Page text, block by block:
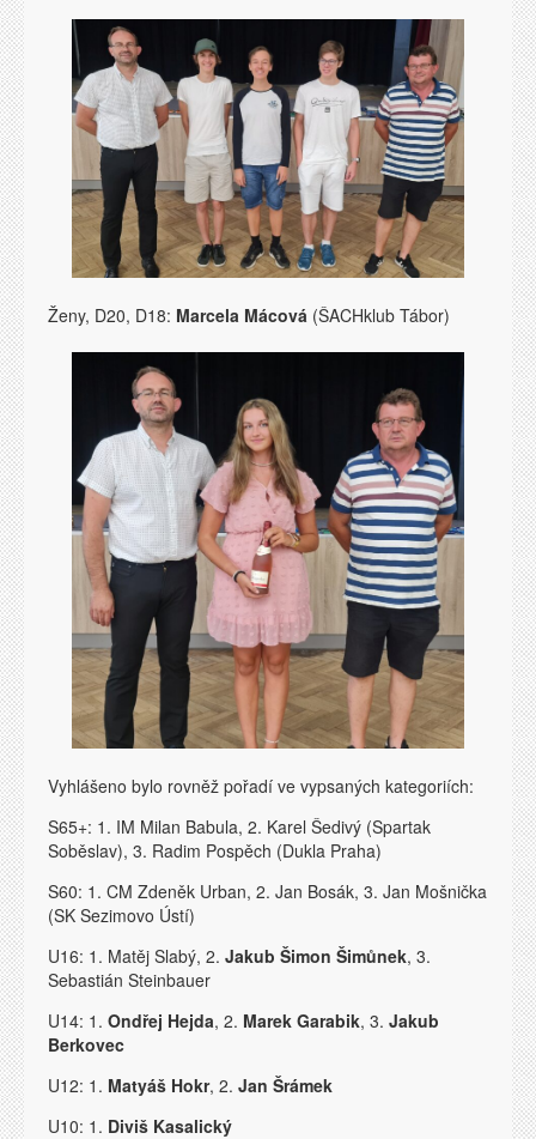
Ženy, D20, D18: Marcela Mácová (ŠACHklub Tábor)
Vyhlášeno bylo rovněž pořadí ve vypsaných kategoriích:
S65+: 1. IM Milan Babula, 2. Karel Šedivý (Spartak
Soběslav), 3. Radim Pospěch (Dukla Praha)
S60: 1. CM Zdeněk Urban, 2. Jan Bosák, 3. Jan Mošnička
(SK Sezimovo Ústí)
U16: 1. Matěj Slabý, 2. Jakub Šimon Šimůnek, 3.
Sebastián Steinbauer
U14: 1. Ondřej Hejda, 2. Marek Garabik, 3. Jakub
Berkovec
U12: 1. Matyáš Hokr, 2. Jan Šrámek
U10: 1. Diviš Kasalický